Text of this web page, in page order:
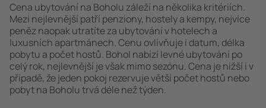
Cena ubytování na Boholu záleží na několika kritériích.
Mezi nejlevnější patří penziony, hostely a kempy, nejvíce
peněz naopak utratíte za ubytování v hotelech a
luxusních apartmánech. Cenu ovlivňuje i datum, délka
pobytu a počet hostů. Bohol nabízí levné ubytování po
celý rok, nejlevnější je však mimo sezónu. Cena je nižší i v
případě, že jeden pokoj rezervuje větší počet hostů nebo
pobyt na Boholu trvá déle než týden.